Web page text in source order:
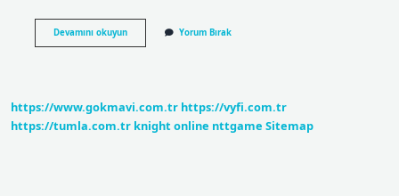
Devamını okuyunİNsanlar
Neye
Yorum Bırak
https://www.gokmavi.com.tr https://vyfi.com.tr
https://tumla.com.tr knight online nttgame Sitemap